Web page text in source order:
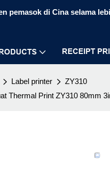
pemasok di Cina selama
RECEIPT
Label printer
ZY310
Thermal Print ZY310 80mm